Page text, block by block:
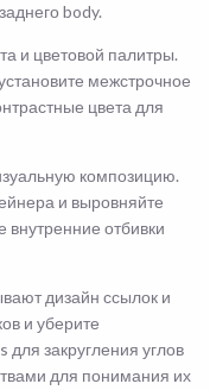
body.
и цветовой палитры.
межстрочное
цвета для
композицию.
и выровняйте
внутренние отбивки
дизайн ссылок и
и уберите
закругления углов
для понимания их